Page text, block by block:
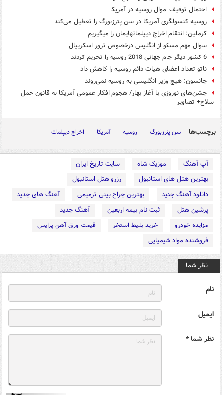
احتمال توقیف اموال روسیه در آمریکا
روسیه کنسولگری آمریکا در سن پترزبورگ را تعطیل می‌کند
کرملین: انتقام اخراج دیپلمات‎هایمان را می‎گیریم
سوال مهم مسکو از انگلیس درخصوص ترور اسکریپال
6 کشور دیگر جام جهانی 2018 روسیه را تحریم کردند
ناتو تعداد اعضای هیات دائم روسیه را کاهش داد
جانسون: هیچ وزیر انگلیسی به روسیه نمی‌روند
جشن‌های نوروزی با آغاز بهار/ هجوم افکار عمومی آمریکا به قانون حمل
سلاح+ تصاویر
برچسب‌ها سن پترزبورگ روسیه آمریکا اخراج دیپلمات
آپ آهنگ موزیک شاه
سایت تاریخ ایران
بهترین هتل های استانبول
رزرو هتل استانبول
دانلود آهنگ جدید
بهترین جراح بینی ترمیمی
آهنگ های جدید
پرشین هتل
ثبت نام بیمه اربعین
آهنگ جدید
مزایده خودرو
خرید بلیط استخر
قیمت ورق آهن پرایس
فروشنده مواد شیمیایی
نظر شما
نام
ایمیل
نظر شما *